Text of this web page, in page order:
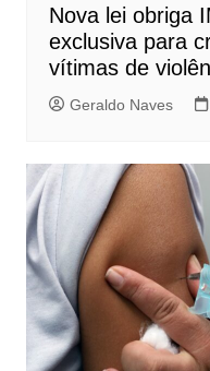
Nova lei obriga
exclusiva para
vítimas de
Geraldo Naves